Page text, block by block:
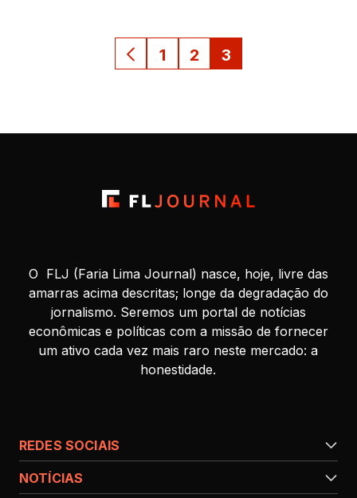
1 2 3
O FLJ (Faria Lima Journal) nasce, hoje, livre das
amarras acima descritas; longe da degradação do
jornalismo. Seremos um portal de notícias
econômicas e políticas com a missão de fornecer
um ativo cada vez mais raro neste mercado: a
honestidade.
REDES SOCIAIS
NOTÍCIAS